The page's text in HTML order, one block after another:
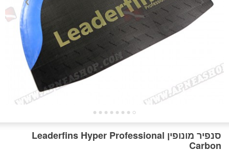
סנפיר מונופין Leaderfins Hyper Professional
Carbon